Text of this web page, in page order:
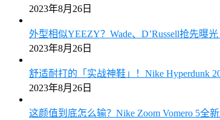
2023年8月26日
外型相似YEEZY？Wade、D’Russell抢先曝
2023年8月26日
舒适耐打的「实战神鞋」！Nike Hyperdunk
2023年8月26日
这颜值到底怎么输？Nike Zoom Vomero 5全